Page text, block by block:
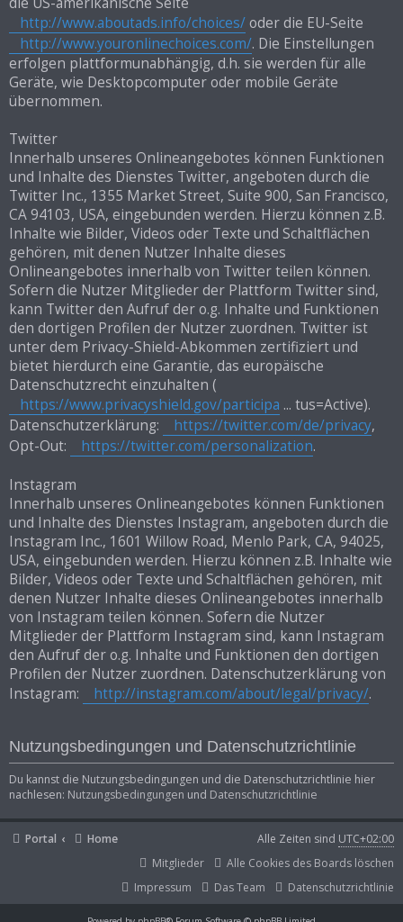
http://www.aboutads.info/choices/oder die EU-Seite
http://www.youronlinechoices.com/. Die Einstellungen
erfolgen plattformunabhängig, d.h. sie werden für alle
Geräte, wie Desktopcomputer oder mobile Geräte
übernommen.
Twitter
Innerhalb unseres Onlineangebotes können Funktionen
und Inhalte des Dienstes Twitter, angeboten durch die
Twitter Inc., 1355 Market Street, Suite 900, San Francisco,
CA 94103, USA, eingebunden werden. Hierzu können z.B.
Inhalte wie Bilder, Videos oder Texte und Schaltflächen
gehören, mit denen Nutzer Inhalte dieses
Onlineangebotes innerhalb von Twitter teilen können.
Sofern die Nutzer Mitglieder der Plattform Twitter sind,
kann Twitter den Aufruf der o.g. Inhalte und Funktionen
den dortigen Profilen der Nutzer zuordnen. Twitter ist
unter dem Privacy-Shield-Abkommen zertifiziert und
bietet hierdurch eine Garantie, das europäische
Datenschutzrecht einzuhalten (
https://www.privacyshield.gov/participa ... tus=Active).
Datenschutzerklärung:
https://twitter.com/de/privacy,
Opt-Out:
https://twitter.com/personalization.
Instagram
Innerhalb unseres Onlineangebotes können Funktionen
und Inhalte des Dienstes Instagram, angeboten durch die
Instagram Inc., 1601 Willow Road, Menlo Park, CA, 94025,
USA, eingebunden werden. Hierzu können z.B. Inhalte wie
Bilder, Videos oder Texte und Schaltflächen gehören, mit
denen Nutzer Inhalte dieses Onlineangebotes innerhalb
von Instagram teilen können. Sofern die Nutzer
Mitglieder der Plattform Instagram sind, kann Instagram
den Aufruf der o.g. Inhalte und Funktionen den dortigen
Profilen der Nutzer zuordnen. Datenschutzerklärung von
Instagram:
http://instagram.com/about/legal/privacy/.
Nutzungsbedingungen und Datenschutzrichtlinie
Du kannst die Nutzungsbedingungen und die Datenschutzrichtlinie hier
nachlesen: Nutzungsbedingungen und Datenschutzrichtlinie
Portal Home Alle Zeiten sind UTC+02:00
Alle Cookies des Boards löschen
Mitglieder
Datenschutzrichtlinie
Das Team
Impressum